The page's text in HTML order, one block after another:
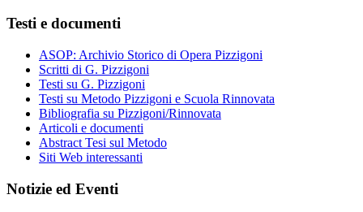
Testi e documenti
ASOP: Archivio Storico di Opera Pizzigoni
Scritti di G. Pizzigoni
Testi su G. Pizzigoni
Testi su Metodo Pizzigoni e Scuola Rinnovata
Bibliografia su Pizzigoni/Rinnovata
Articoli e documenti
Abstract Tesi sul Metodo
Siti Web interessanti
Notizie ed Eventi